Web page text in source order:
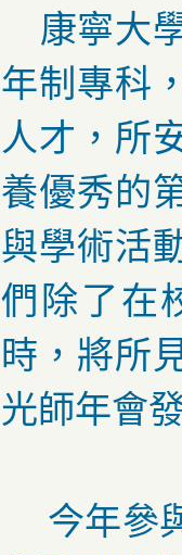
康寧大
年制專科
人才，所
養優秀的
與學術活
們除了在
時，將所
光師年會
今年參